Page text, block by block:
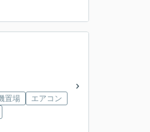
置場
エアコン